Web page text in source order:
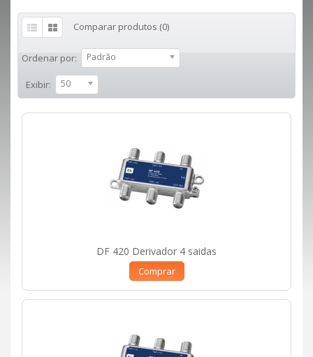
Comparar produtos (0)
Ordenar por: Padrão
Exibir: 50
DF 420 Derivador 4 saidas
Comprar